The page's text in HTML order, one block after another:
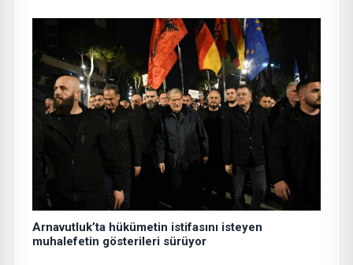
Arnavutluk’ta hükümetin istifasını isteyen
muhalefetin gösterileri sürüyor